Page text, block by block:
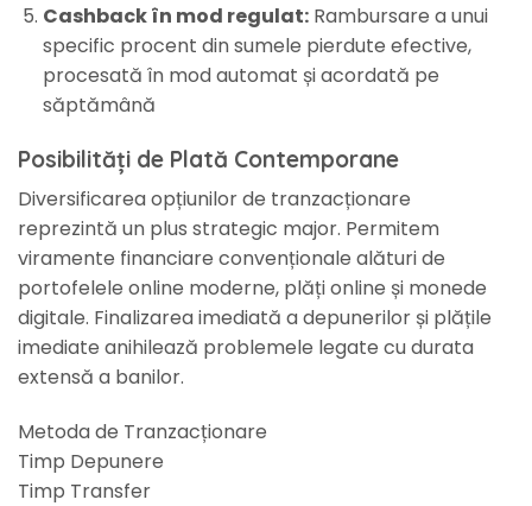
Cashback în mod regulat:Rambursare a unui
specific procent din sumele pierdute efective,
procesată în mod automat și acordată pe
săptămână
Posibilități de Plată Contemporane
Diversificarea opțiunilor de tranzacționare
reprezintă un plus strategic major. Permitem
viramente financiare convenționale alături de
portofelele online moderne, plăți online și monede
digitale. Finalizarea imediată a depunerilor și plățile
imediate anihilează problemele legate cu durata
extensă a banilor.
Metoda de Tranzacționare
Timp Depunere
Timp Transfer